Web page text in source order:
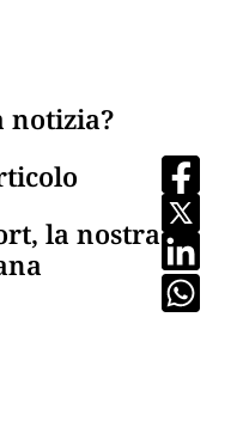
notizia?
la nostra